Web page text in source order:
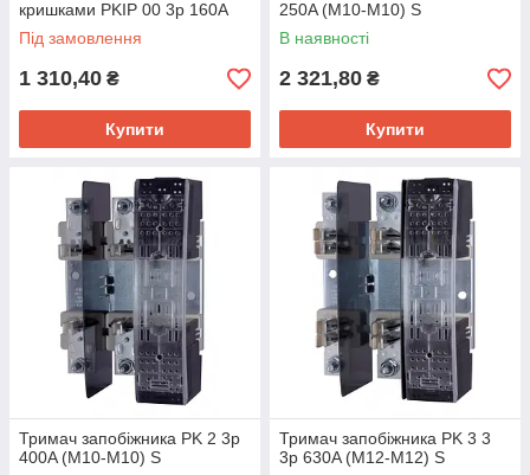
кришками PKIP 00 3p 160A
(M8-M8) S
Під замовлення
1 310,40 ₴
Купити
250A (M10-M10) S
В наявності
2 321,80 ₴
Купити
Тримач запобіжника PK 2 3p
400A (M10-M10) S
Тримач запобіжника PK 3 3
3p 630A (M12-M12) S